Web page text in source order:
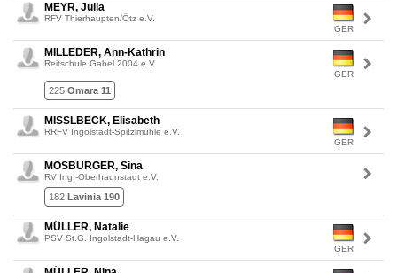
GER
MEYR, Julia
RFV Thierhaupten/Ötz e.V.
GER
MILLEDER, Ann-Kathrin
Reitschule Gabel 2004 e.V.
225 Omara 11
GER
MISSLBECK, Elisabeth
RRFV Ingolstadt-Spitzlmühle e.V.
MOSBURGER, Sina
RV Ing.-Oberhaunstadt e.V.
182 Lavinia 190
GER
MÜLLER, Natalie
PSV St.G. Ingolstadt-Hagau e.V.